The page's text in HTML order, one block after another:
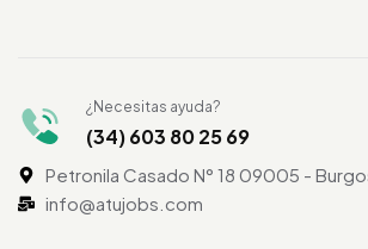
¿Necesitas ayuda?
(34) 603 80 25 69
Petronila Casado N° 18 09005 -
info@atujobs.com